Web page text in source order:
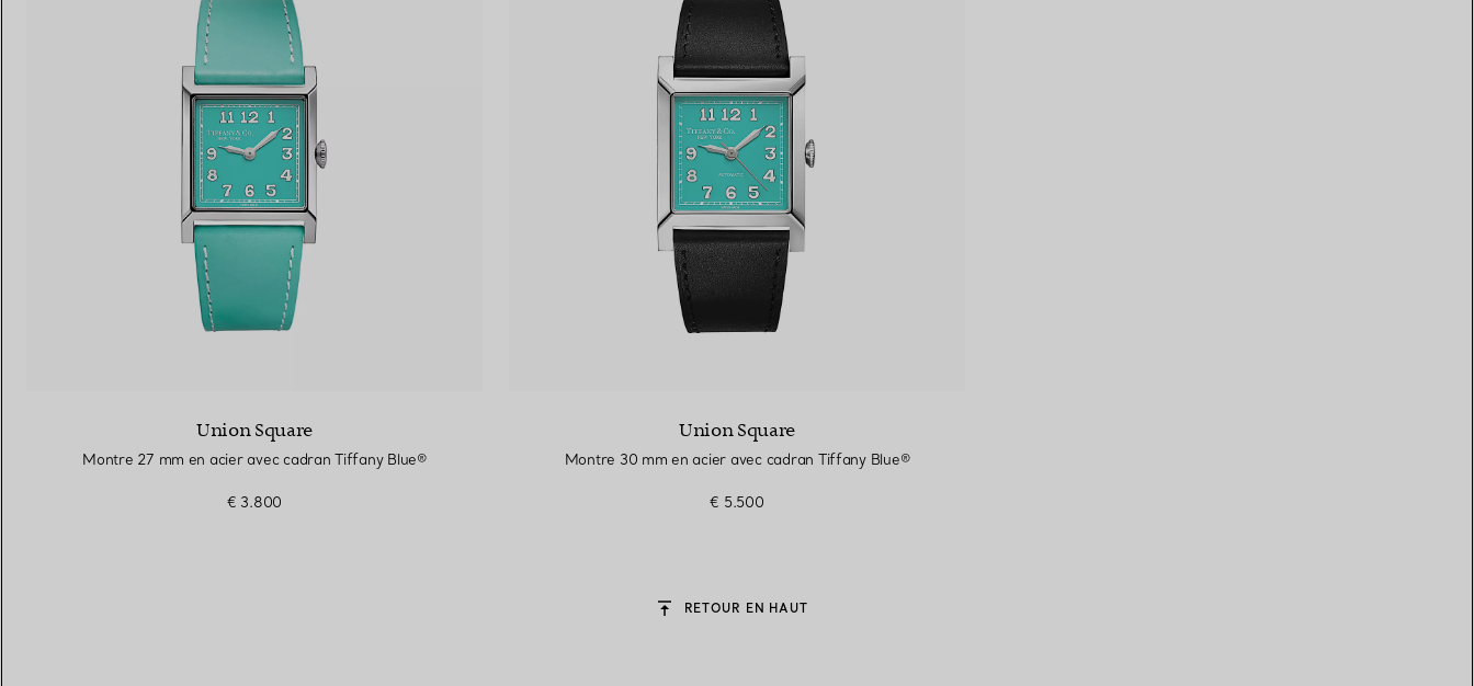
Union Square
Montre 27 mm en acier avec cadran Tiffany Blue®
€ 3.800
Union Square
Montre 30 mm en acier avec cadran Tiffany Blue®
€ 5.500
RETOUR EN HAUT